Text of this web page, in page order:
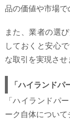
品の価値や市場で
また、業者の選
しておくと安心
な取引を実現させ
「ハイランド
「ハイランドパ
ーク自体について